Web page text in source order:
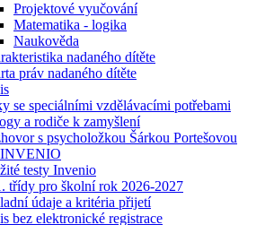
Projektové vyučování
Matematika - logika
Naukověda
nadaného dítěte
práv nadaného dítěte
se speciálními vzdělávacími potřebami
a rodiče k zamyšlení
s psycholožkou Šárkou Portešovou
INVENIO
testy Invenio
třídy pro školní rok 2026-2027
údaje a kritéria přijetí
bez elektronické registrace